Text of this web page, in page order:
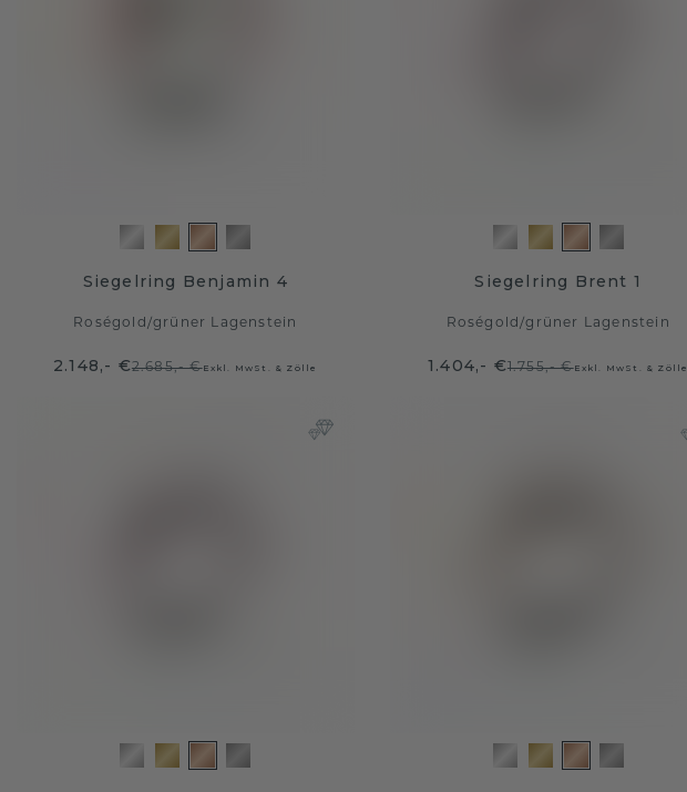
Siegelring Benjamin 4
Roségold /grüner Lagenstein
2.148,- €2.685,- €Exkl. MwSt. & Zölle
Siegelring Brent 1
Roségold/grüner Lagenstein
1.404,- €1.755,- €Exkl. MwSt. & Zölle